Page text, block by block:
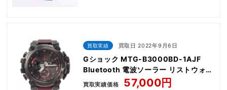
買取実績 買取日 2022年9月6日
Gショック MTG-B3000BD-1AJF
Bluetooth 電波ソーラー リストウォッ
チ ブラック
買取実績価格 57,000円